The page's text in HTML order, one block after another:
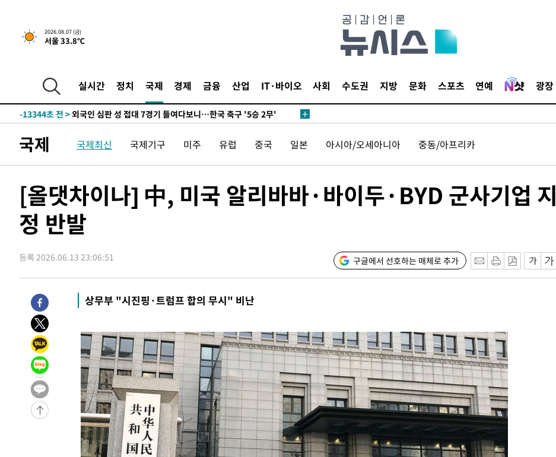
2026.08.07 (금)
서울 33.8℃
실시간 정치 국제 경제 금융 산업 IT·바이오 사회 수도권 지방 문화 스포츠 연예 광장
-20995초 전 >[속보]이 대통령, '호우피해' 안동·의성 관할 4개 면 특별재난지역
선포
-20958초 전 >[단독]중수청 지원 검사들, 정원 초과 시 낮은 계급 임용…희망지 못
-17235초 전 >
SK하이닉스, 용인·청주 팹에 54조 투자…"AI 메모리 수요 선제 대
-14091초 전 >
-13344초 전 >외국인 심판 성 접대 7경기 들여다보니…한국 축구 '5승 2무'
-13031초 전 >
[속보]코스피, 6200선 약보합…0.60% 내린 6258.77에 마쳐
-13011초 전 >[속보]원·달러 환율, 7.7원 내린 1416.1원 마감
-9990초 전 >[속보]종합특검, '계엄 수용공간 확보' 신용해 前교정본부장 기소
-8863초 전 > 외신들도 주목한 韓축구 파문…"국민적 공분에 수사 재개"
-8834초 전 > 11시간 압수수색에 성접대 파문까지…'쑥대밭' 된 축구협회
태 후임
-4214초 전 >[속보]국힘 윤리위, '돌려차기 발언' 진종오·서범수 징계 절차 개시
7분 전 >[속보] 7월 중국 수출 23.9%↑ 수입 27.5%↑…무역총액 25.3%↑
55분 전 >
[속보]'채상병 순직 책임' 임성근, 항소심도 징역 3년
-30398초 전 >
실천"
-29483초 전 >
이란, "오만과 '중앙 단일 루트' 합의…북쪽 인바운드·남쪽 아웃바
운드는 임시"
-21051초 전 >
"낮 기온 소폭 하락"…수도권 폭염중대경보, 폭염경보로 하향
-21015초 전 >
[속보]이 대통령, '호우피해' 안동·의성 관할 4개 면 특별재난지역
-20978초 전 >
[단독]중수청 지원 검사들, 정원 초과 시 낮은 계급 임용…희망지 못
갈 수도
-18949초 전 >
낮 최고 37도 찜통더위…곳곳 소나기·강원 많은 비[내일날씨]
-17255초 전 >
SK하이닉스, 용인·청주 팹에 54조 투자…"AI 메모리 수요 선제 대
여자배구 이재영·이다영 자매, 아제르바이잔 투란VC 입단
외국인 심판 성 접대 7경기 들여다보니…한국 축구 '5승 2무'
국제 국제최신 국제기구 미주 유럽 중국 일본 아시아/오세아니아 중동/아프리카
[올댓차이나] 中, 미국 알리바바·바이두·BYD 군사기업 지
정 반발
등록 2026.06.13 23:06:51 구글에서 선호하는 매체로 추가
상무부 "시진핑·트럼프 합의 무시" 비난